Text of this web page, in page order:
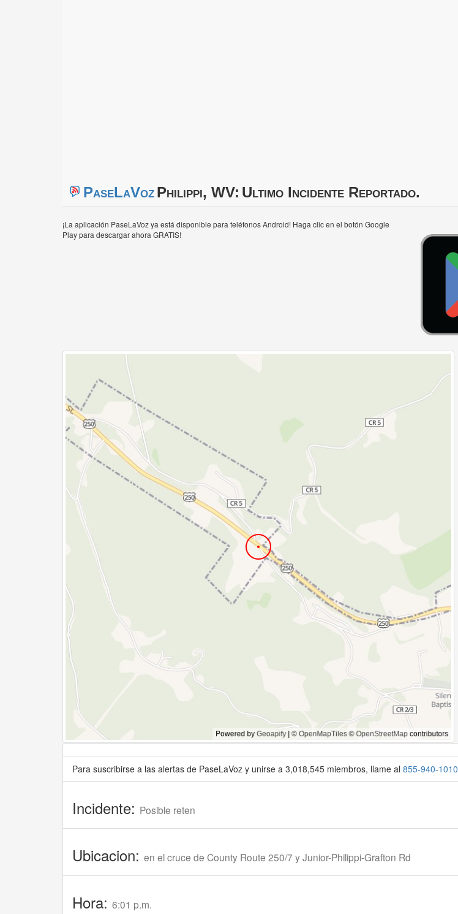
PaseLaVozPhilippi, WV: Ultimo Incidente Reportado.
¡La aplicación PaseLaVoz ya está disponible para teléfonos Android! Haga clic en el botón Google
Play para descargar ahora GRATIS!
Para suscribirse a las alertas de PaseLaVoz y unirse a 3,018,545 miembros, llame al 855-940-1010
Incidente: Posible reten
Ubicacion: en el cruce de County Route 250/7 y Junior-Philippi-Grafton Rd
Hora: 6:01 p.m.